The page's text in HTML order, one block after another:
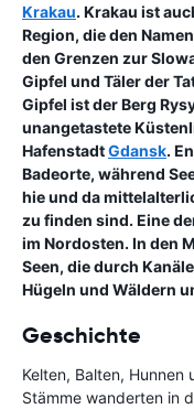
Krakau. Krakau ist
Region, die den
den Grenzen zur
Gipfel und Täler der
Gipfel ist der Berg
unangetastete
HafenstadtGdansk.
Badeorte, während
hie und da
zu finden sind. Eine
im Nordosten. In den
Seen, die durch
Hügeln und Wäldern
Geschichte
Kelten, Balten,
Stämme wanderten in